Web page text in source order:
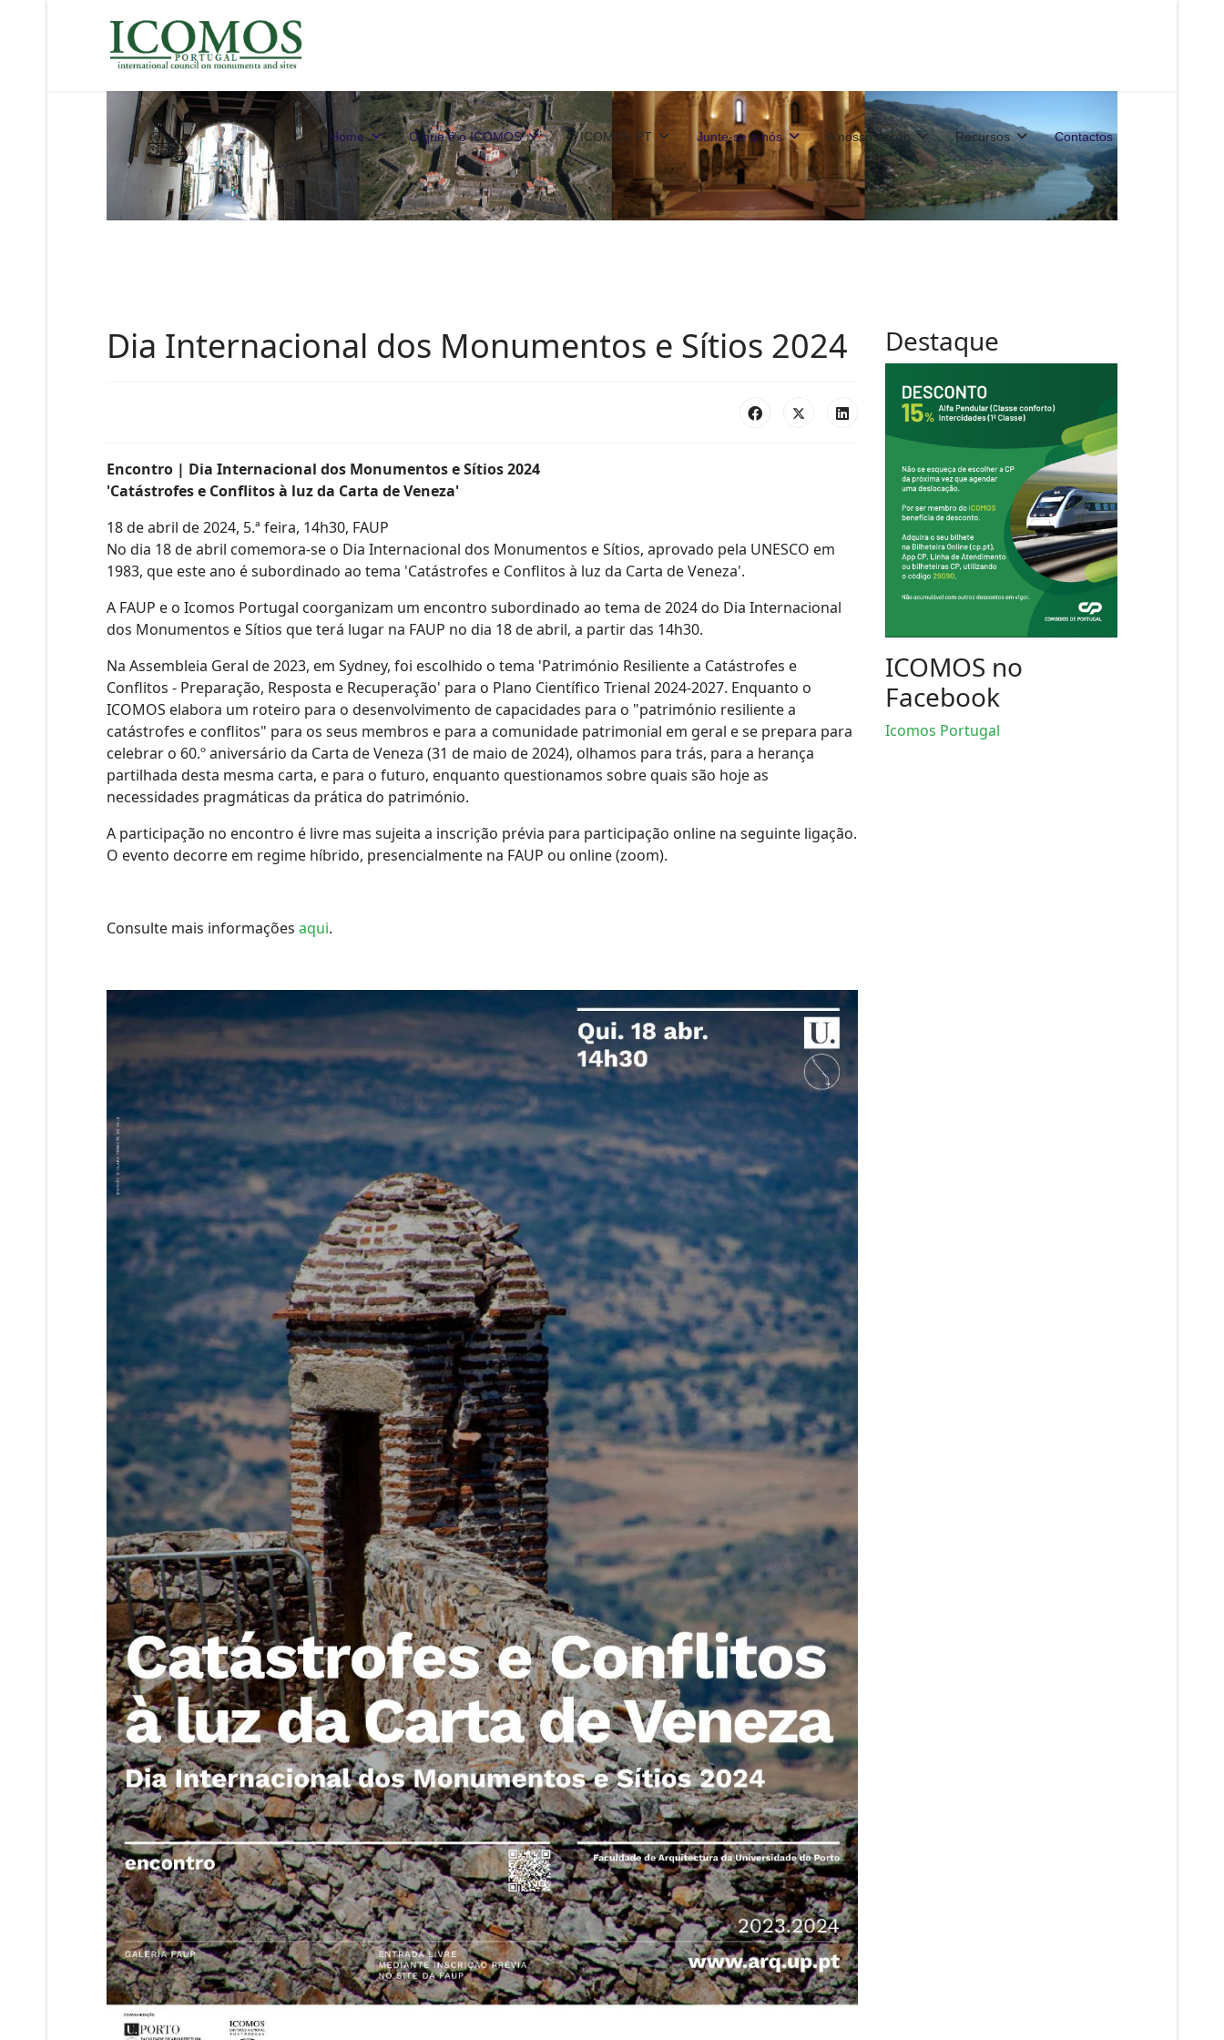
Home O que é o ICOMOS O ICOMOS PT Junte-se a nós A nossa acção Recursos Contactos
Dia Internacional dos Monumentos e Sítios 2024
Encontro | Dia Internacional dos Monumentos e Sítios 2024
'Catástrofes e Conflitos à luz da Carta de Veneza'
18 de abril de 2024, 5.ª feira, 14h30, FAUP
No dia 18 de abril comemora-se o Dia Internacional dos Monumentos e Sítios, aprovado pela UNESCO em
1983, que este ano é subordinado ao tema 'Catástrofes e Conflitos à luz da Carta de Veneza'.
A FAUP e o Icomos Portugal coorganizam um encontro subordinado ao tema de 2024 do Dia Internacional
dos Monumentos e Sítios que terá lugar na FAUP no dia 18 de abril, a partir das 14h30.
Na Assembleia Geral de 2023, em Sydney, foi escolhido o tema 'Património Resiliente a Catástrofes e
Conflitos - Preparação, Resposta e Recuperação' para o Plano Científico Trienal 2024-2027. Enquanto o
ICOMOS elabora um roteiro para o desenvolvimento de capacidades para o "património resiliente a
catástrofes e conflitos" para os seus membros e para a comunidade patrimonial em geral e se prepara para
celebrar o 60.º aniversário da Carta de Veneza (31 de maio de 2024), olhamos para trás, para a herança
partilhada desta mesma carta, e para o futuro, enquanto questionamos sobre quais são hoje as
necessidades pragmáticas da prática do património.
A participação no encontro é livre mas sujeita a inscrição prévia para participação online na seguinte ligação.
O evento decorre em regime híbrido, presencialmente na FAUP ou online (zoom).
Consulte mais informações aqui.
Destaque
ICOMOS no
Facebook
Icomos Portugal